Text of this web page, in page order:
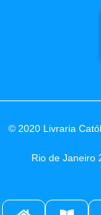
© 2020 Livraria
Rio de Janeiro